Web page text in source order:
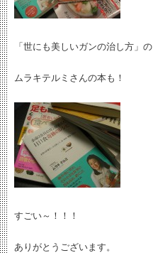
「世にも美しいガンの治し方」の
ムラキテルミさんの本も！
すごい～！！！
ありがとうございます。